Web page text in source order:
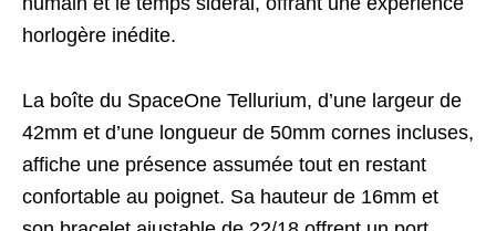
horlogère inédite.
La boîte du SpaceOne Tellurium, d’une largeur de
42mm et d’une longueur de 50mm cornes incluses,
affiche une présence assumée tout en restant
confortable au poignet. Sa hauteur de 16mm et